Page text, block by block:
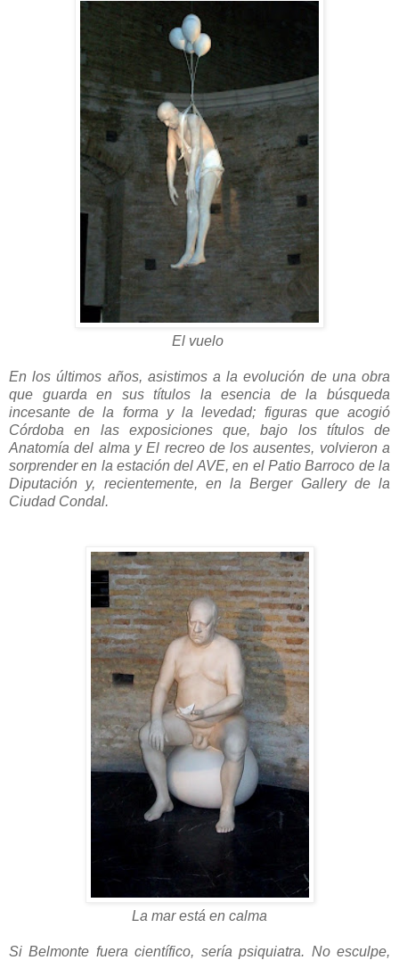
El vuelo
En los últimos años, asistimos a la evolución de una obra
que guarda en sus títulos la esencia de la búsqueda
incesante de la forma y la levedad; figuras que acogió
Córdoba en las exposiciones que, bajo los títulos de
Anatomía del alma y El recreo de los ausentes, volvieron a
sorprender en la estación del AVE, en el Patio Barroco de la
Diputación y, recientemente, en la Berger Gallery de la
Ciudad Condal.
La mar está en calma
Si Belmonte fuera científico, sería psiquiatra. No esculpe,